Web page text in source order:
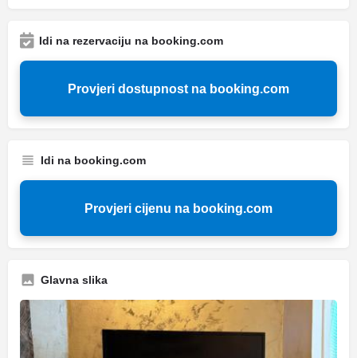
Idi na rezervaciju na booking.com
Provjeri dostupnost na booking.com
Idi na booking.com
Provjeri cijenu na booking.com
Glavna slika